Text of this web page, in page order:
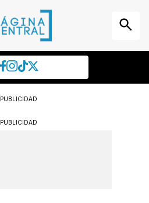
PUBLICIDAD
PUBLICIDAD